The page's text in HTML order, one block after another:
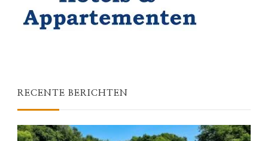
RECENTE BERICHTEN